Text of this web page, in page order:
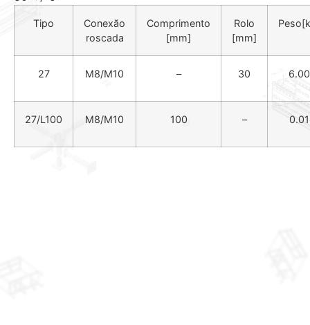
Tipo
Conexão
roscada
Comprimento
[mm]
Rolo
[mm]
27 M8/M10 – 30 6.00
27/L100 M8/M10 100 – 0.01